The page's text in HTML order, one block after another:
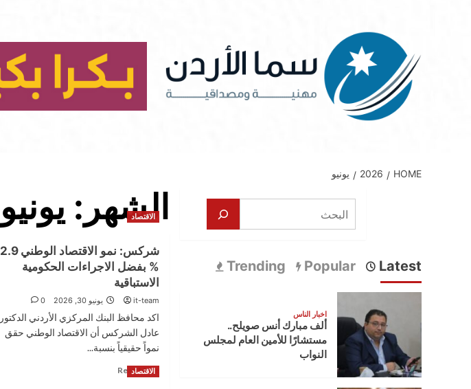
HOME
2026 يونيو
الشهر: يونيو 2026 الاقتصاد
شركس: نمو الاقتصاد الوطني 2.9
% بفضل الاجراءات الحكومية
الاستباقية
it-team يونيو 30, 2026 0
اكد محافظ البنك المركزي الأردني الدكتور
عادل الشركس أن الاقتصاد الوطني حقق
نمواً حقيقياً بنسبة...
Read More
الاقتصاد
البحث
Latest
Popular
Trending
اخبار الناس
ألف مبارك أنس صويلح..
مستشارًا للأمين العام لمجلس
النواب